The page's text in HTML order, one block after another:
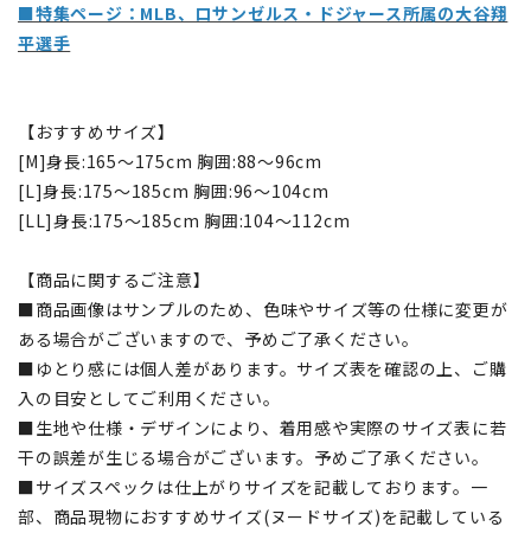
■特集ページ：MLB、ロサンゼルス・ドジャース所属の大谷翔
平選手
【おすすめサイズ】
[M]身長:165～175cm 胸囲:88～96cm
[L]身長:175～185cm 胸囲:96～104cm
[LL]身長:175～185cm 胸囲:104～112cm
【商品に関するご注意】
■商品画像はサンプルのため、色味やサイズ等の仕様に変更が
ある場合がございますので、予めご了承ください。
■ゆとり感には個人差があります。サイズ表を確認の上、ご購
入の目安としてご利用ください。
■生地や仕様・デザインにより、着用感や実際のサイズ表に若
干の誤差が生じる場合がございます。予めご了承ください。
■サイズスペックは仕上がりサイズを記載しております。一
部、商品現物におすすめサイズ(ヌードサイズ)を記載している